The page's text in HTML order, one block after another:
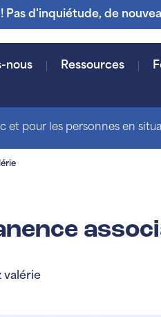
Pas d'inquiétude, de
nous Ressources
et pour les personnes en
valérie